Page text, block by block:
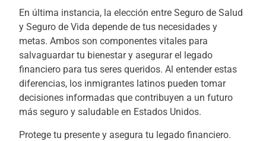
En última instancia, la elección entre Seguro de Salud
y Seguro de Vida depende de tus necesidades y
metas. Ambos son componentes vitales para
salvaguardar tu bienestar y asegurar el legado
financiero para tus seres queridos. Al entender estas
diferencias, los inmigrantes latinos pueden tomar
decisiones informadas que contribuyen a un futuro
más seguro y saludable en Estados Unidos.
Protege tu presente y asegura tu legado financiero.